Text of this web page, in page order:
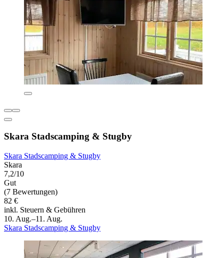
Skara Stadscamping & Stugby
Skara Stadscamping & Stugby
Skara
7,2/10
Gut
(7 Bewertungen)
82 €
inkl. Steuern & Gebühren
10. Aug.–11. Aug.
Skara Stadscamping & Stugby